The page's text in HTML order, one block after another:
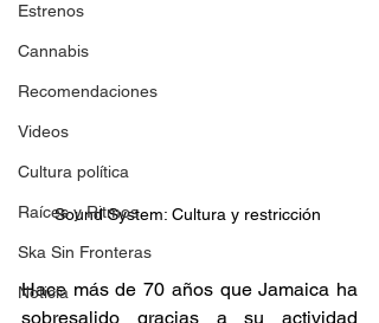
Estrenos
Cannabis
Recomendaciones
Videos
Cultura política
Raíces y Ritmos
Ska Sin Fronteras
Noticia
Sound System: Cultura y restricción
Hace más de 70 años que Jamaica ha
sobresalido gracias a su actividad